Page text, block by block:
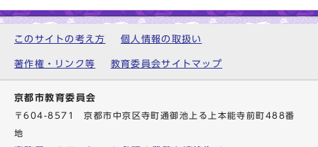
このサイトの考え方 個人情報の取扱い
著作権・リンク等 教育委員会サイトマップ
京都市教育委員会
〒604-8571 京都市中京区寺町通御池上る上本能寺前町488番
地